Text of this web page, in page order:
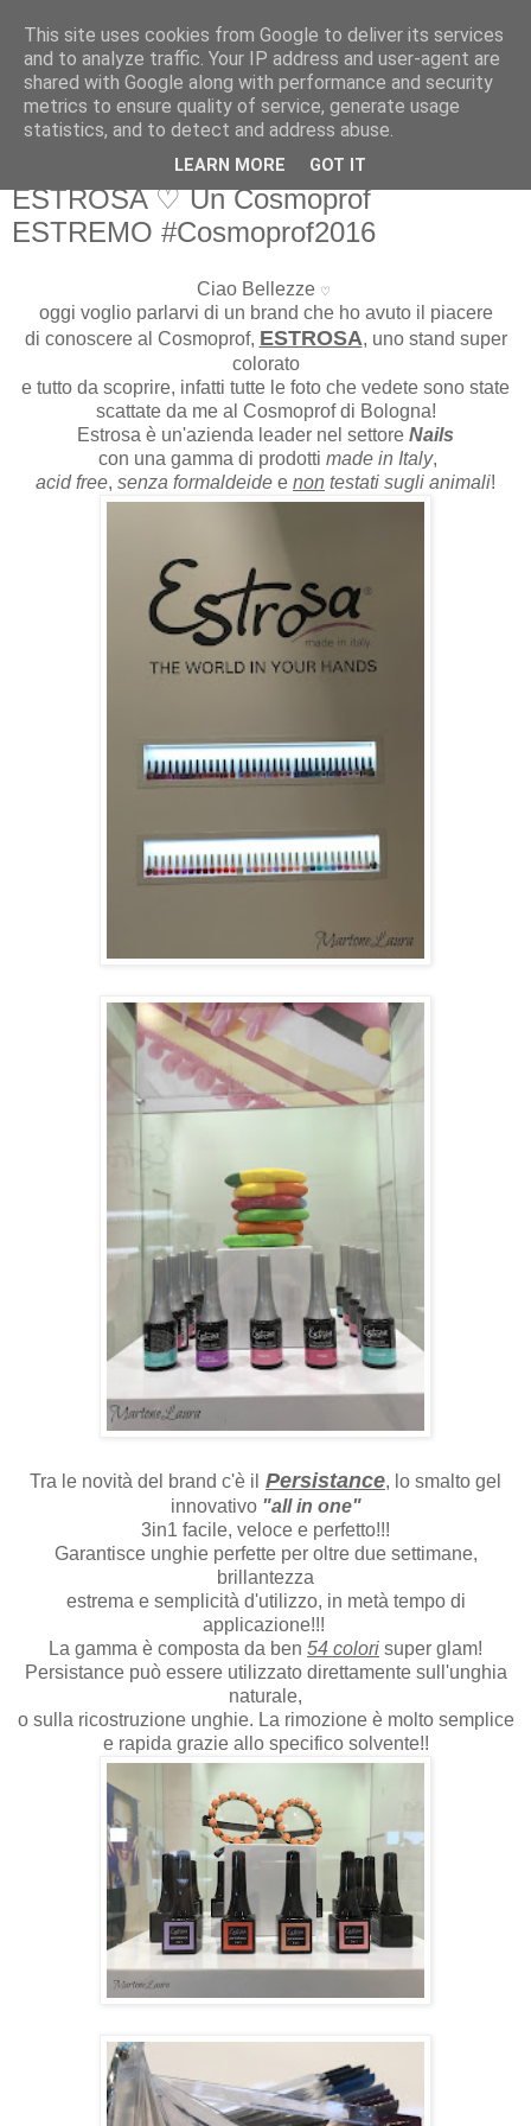
Martone Laura
Martone Laura
lunedì, marzo 28, 2016
ESTROSA ♡ Un Cosmoprof
ESTREMO #Cosmoprof2016
Ciao Bellezze ♡
oggi voglio parlarvi di un brand che ho avuto il piacere
di conoscere al Cosmoprof, ESTROSA, uno stand super
colorato
e tutto da scoprire, infatti tutte le foto che vedete sono state
scattate da me al Cosmoprof di Bologna!
Estrosa è un'azienda leader nel settore Nails
con una gamma di prodotti made in Italy,
acid free, senza formaldeide e non testati sugli animali!
Tra le novità del brand c'è il Persistance, lo smalto gel
innovativo "all in one"
3in1 facile, veloce e perfetto!!!
Garantisce unghie perfette per oltre due settimane,
brillantezza
estrema e semplicità d'utilizzo, in metà tempo di
applicazione!!!
La gamma è composta da ben 54 colori super glam!
Persistance può essere utilizzato direttamente sull'unghia
naturale,
o sulla ricostruzione unghie. La rimozione è molto semplice
e rapida grazie allo specifico solvente!!
This site uses cookies from Google to deliver its services
and to analyze traffic. Your IP address and user-agent are
shared with Google along with performance and security
metrics to ensure quality of service, generate usage
statistics, and to detect and address abuse.
LEARN MORE GOT IT